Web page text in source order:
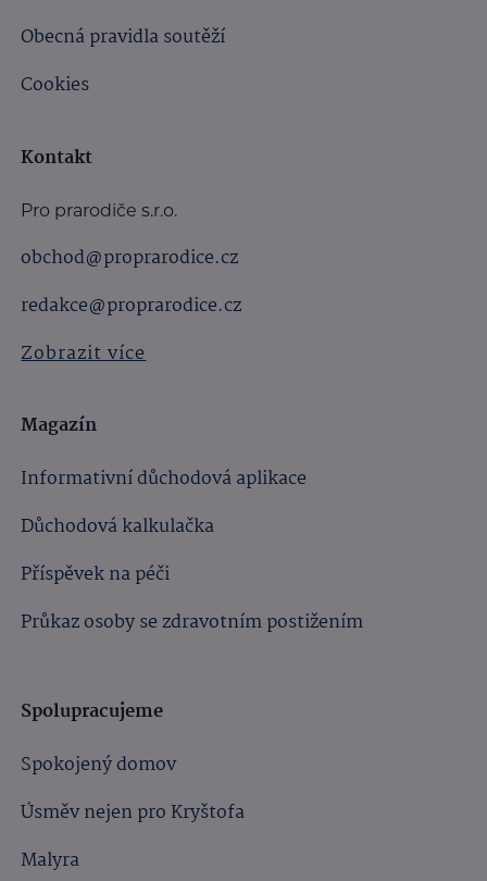
Obecná pravidla soutěží
Cookies
Kontakt
Pro prarodiče s.r.o.
obchod@proprarodice.cz
redakce@proprarodice.cz
Zobrazit více
Magazín
Informativní důchodová aplikace
Důchodová kalkulačka
Příspěvek na péči
Průkaz osoby se zdravotním postižením
Spolupracujeme
Spokojený domov
Úsměv nejen pro Kryštofa
Malyra